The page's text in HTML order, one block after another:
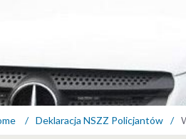
/ Deklaracja NSZZ Policjantów /